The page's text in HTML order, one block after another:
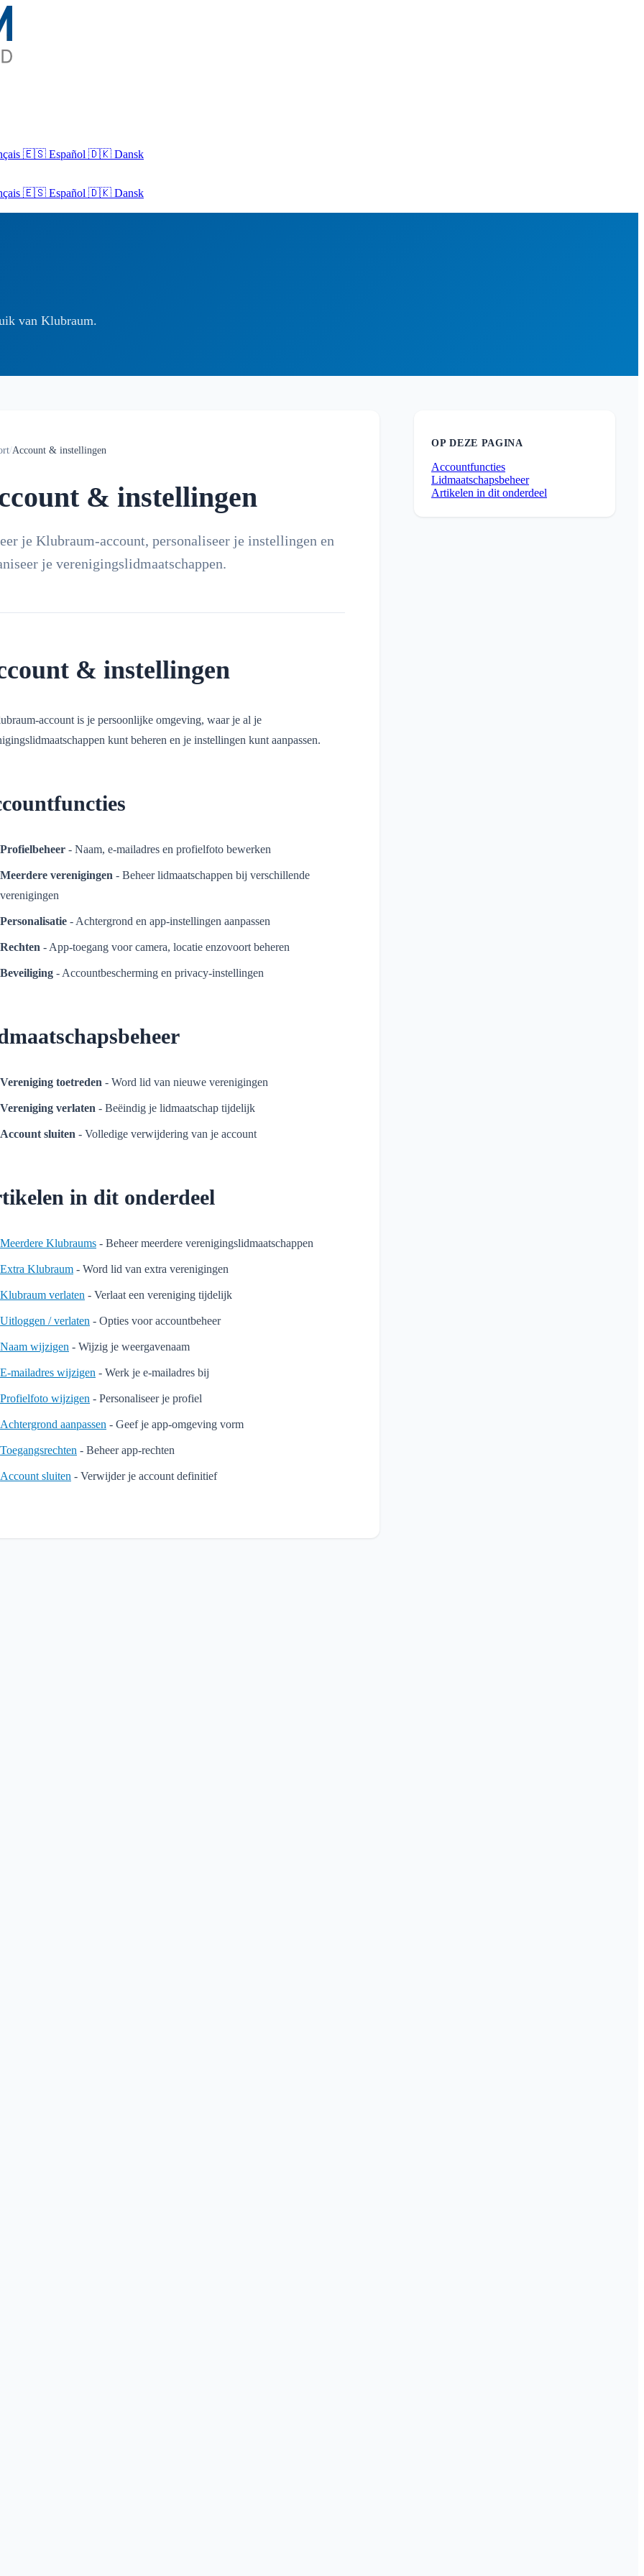
🇪🇸 Español 🇩🇰 Dansk
🇪🇸 Español 🇩🇰 Dansk
van Klubraum.
/Account & instellingen
& instellingen
je Klubraum-account, personaliseer je instellingen en
je verenigingslidmaatschappen.
& instellingen
account is je persoonlijke omgeving, waar je al je
kunt beheren en je instellingen kunt aanpassen.
Profielbeheer - Naam, e-mailadres en profielfoto bewerken
Meerdere verenigingen - Beheer lidmaatschappen bij verschillende
verenigingen
Personalisatie - Achtergrond en app-instellingen aanpassen
Rechten - App-toegang voor camera, locatie enzovoort beheren
Beveiliging - Accountbescherming en privacy-instellingen
Vereniging toetreden - Word lid van nieuwe verenigingen
Vereniging verlaten - Beëindig je lidmaatschap tijdelijk
Account sluiten - Volledige verwijdering van je account
in dit onderdeel
Meerdere Klubraums - Beheer meerdere verenigingslidmaatschappen
Extra Klubraum - Word lid van extra verenigingen
Klubraum verlaten - Verlaat een vereniging tijdelijk
Uitloggen / verlaten - Opties voor accountbeheer
Naam wijzigen - Wijzig je weergavenaam
E-mailadres wijzigen - Werk je e-mailadres bij
Profielfoto wijzigen - Personaliseer je profiel
Achtergrond aanpassen - Geef je app-omgeving vorm
Toegangsrechten - Beheer app-rechten
Account sluiten - Verwijder je account definitief
OP DEZE PAGINA
Accountfuncties
Lidmaatschapsbeheer
Artikelen in dit onderdeel